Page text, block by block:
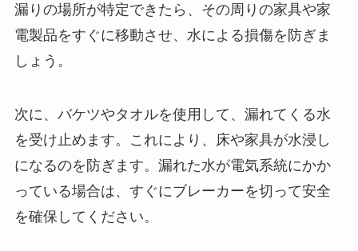
漏りの場所が特定できたら、その周りの家具や家
電製品をすぐに移動させ、水による損傷を防ぎま
しょう。
次に、バケツやタオルを使用して、漏れてくる水
を受け止めます。これにより、床や家具が水浸し
になるのを防ぎます。漏れた水が電気系統にかか
っている場合は、すぐにブレーカーを切って安全
を確保してください。